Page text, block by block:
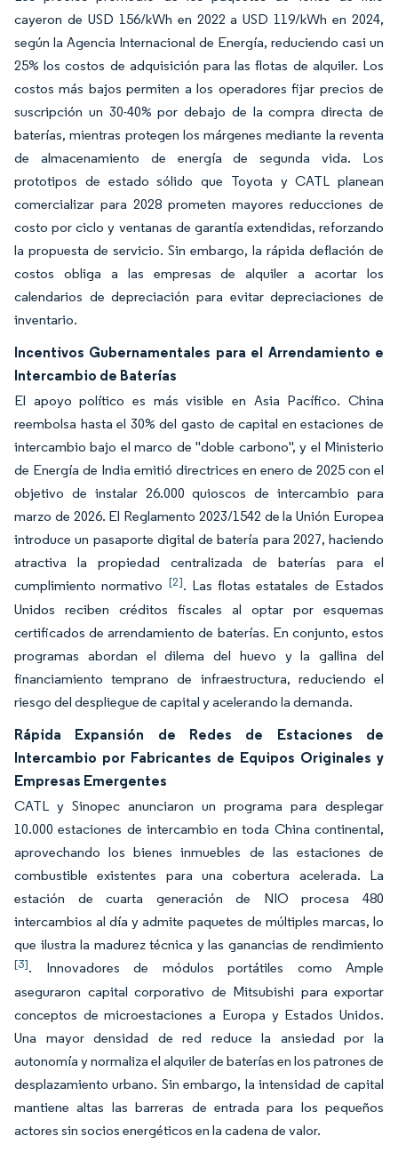
cayeron de USD 156/kWh en 2022 a USD 119/kWh en 2024,
según la Agencia Internacional de Energía, reduciendo casi un
25% los costos de adquisición para las flotas de alquiler. Los
costos más bajos permiten a los operadores fijar precios de
suscripción un 30-40% por debajo de la compra directa de
baterías, mientras protegen los márgenes mediante la reventa
de almacenamiento de energía de segunda vida. Los
prototipos de estado sólido que Toyota y CATL planean
comercializar para 2028 prometen mayores reducciones de
costo por ciclo y ventanas de garantía extendidas, reforzando
la propuesta de servicio. Sin embargo, la rápida deflación de
costos obliga a las empresas de alquiler a acortar los
calendarios de depreciación para evitar depreciaciones de
inventario.
Incentivos Gubernamentales para el Arrendamiento e
Intercambio de Baterías
El apoyo político es más visible en Asia Pacífico. China
reembolsa hasta el 30% del gasto de capital en estaciones de
intercambio bajo el marco de "doble carbono", y el Ministerio
de Energía de India emitió directrices en enero de 2025 con el
objetivo de instalar 26.000 quioscos de intercambio para
marzo de 2026. El Reglamento 2023/1542 de la Unión Europea
introduce un pasaporte digital de batería para 2027, haciendo
atractiva la propiedad centralizada de baterías para el
cumplimiento normativo [2]. Las flotas estatales de Estados
Unidos reciben créditos fiscales al optar por esquemas
certificados de arrendamiento de baterías. En conjunto, estos
programas abordan el dilema del huevo y la gallina del
financiamiento temprano de infraestructura, reduciendo el
riesgo del despliegue de capital y acelerando la demanda.
Rápida Expansión de Redes de Estaciones de
Intercambio por Fabricantes de Equipos Originales y
Empresas Emergentes
CATL y Sinopec anunciaron un programa para desplegar
10.000 estaciones de intercambio en toda China continental,
aprovechando los bienes inmuebles de las estaciones de
combustible existentes para una cobertura acelerada. La
estación de cuarta generación de NIO procesa 480
intercambios al día y admite paquetes de múltiples marcas, lo
que ilustra la madurez técnica y las ganancias de rendimiento
[3]. Innovadores de módulos portátiles como Ample
aseguraron capital corporativo de Mitsubishi para exportar
conceptos de microestaciones a Europa y Estados Unidos.
Una mayor densidad de red reduce la ansiedad por la
autonomía y normaliza el alquiler de baterías en los patrones de
desplazamiento urbano. Sin embargo, la intensidad de capital
mantiene altas las barreras de entrada para los pequeños
actores sin socios energéticos en la cadena de valor.